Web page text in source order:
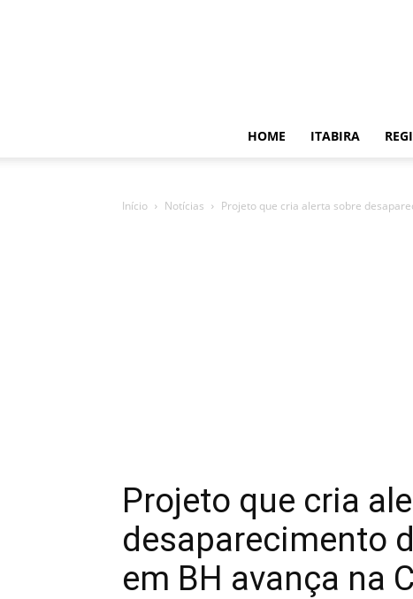
HOME ITABIRA
Início Notícias Projeto que cria alerta sobre
Projeto que cria
desaparecimento
em BH avança na